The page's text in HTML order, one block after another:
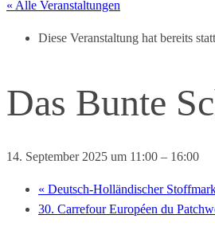
« Alle Veranstaltungen
Diese Veranstaltung hat bereits
Das Bunte
14. September 2025 um 11:00 – 16:00
« Deutsch-Holländischer
30. Carrefour Européen du